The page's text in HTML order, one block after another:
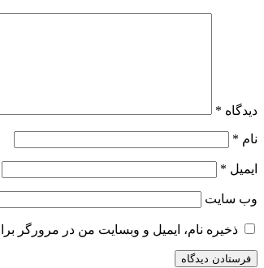
دیدگاه *
نام *
ایمیل *
وب‌ سایت
ذخیره نام، ایمیل و وبسایت من در مرورگر